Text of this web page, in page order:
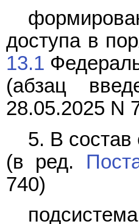
доступа в
13.1
(абзац
28.05.2025 N
5. В
(в ред.
740)